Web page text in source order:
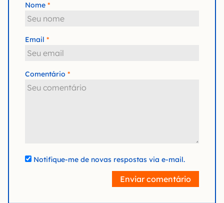
Nome
Email
Comentário
Notifique-me de novas respostas via e-mail.
Enviar comentário